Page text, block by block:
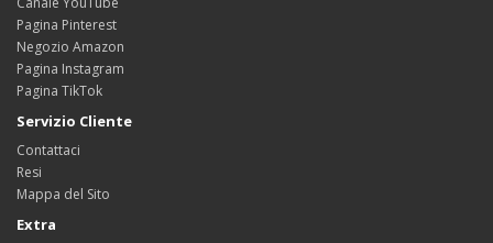
Pagina Pinterest
Negozio Amazon
Pagina Instagram
Pagina TikTok
Servizio Cliente
Contattaci
Resi
Mappa del Sito
Extra